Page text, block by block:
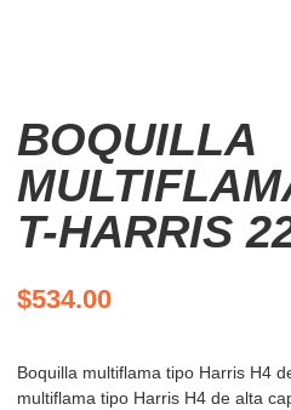
BOQUILLA
T-HARRIS
$534.00
Boquilla multiflama tipo Harris H4
multiflama tipo Harris H4 de alta